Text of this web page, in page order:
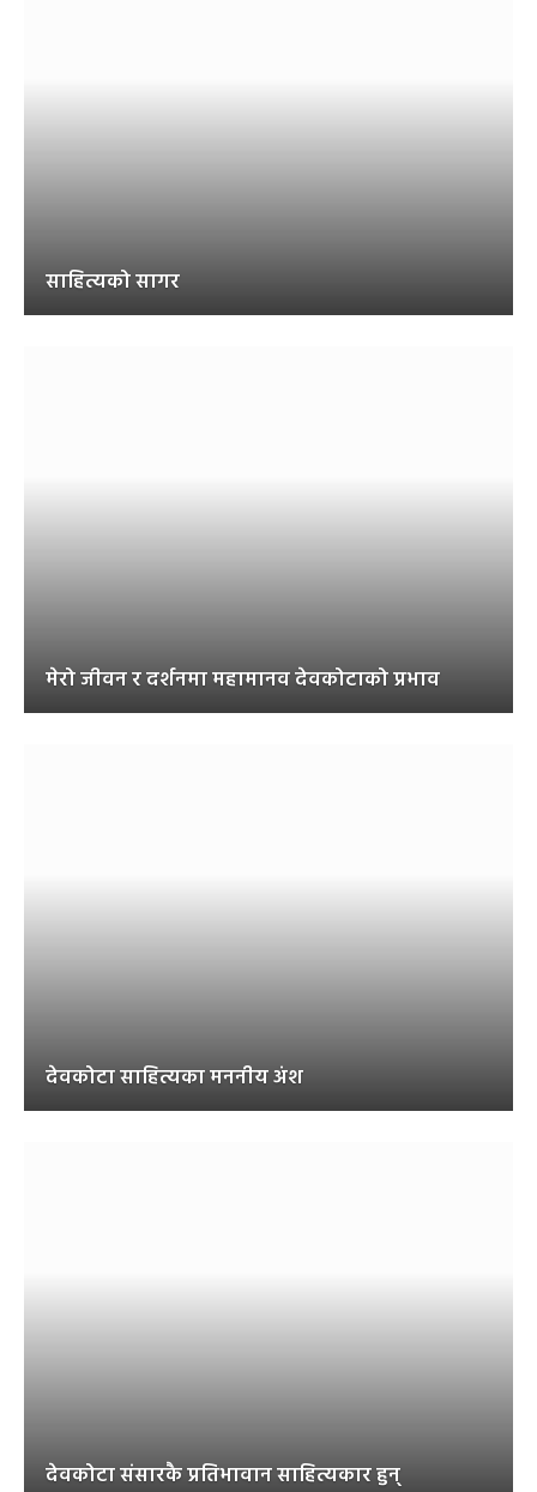
साहित्यको सागर
मेरो जीवन र दर्शनमा महामानव देवकोटाको प्रभाव
देवकोटा साहित्यका मननीय अंश
देवकोटा संसारकै प्रतिभावान साहित्यकार हुन्